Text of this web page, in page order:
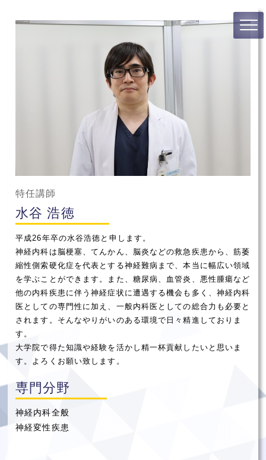
特任講師
水谷 浩徳
平成26年卒の水谷浩徳と申します。
神経内科は脳梗塞、てんかん、脳炎などの救急疾患から、筋萎
縮性側索硬化症を代表とする神経難病まで、本当に幅広い領域
を学ぶことができます。また、糖尿病、血管炎、悪性腫瘍など
他の内科疾患に伴う神経症状に遭遇する機会も多く、神経内科
医としての専門性に加え、一般内科医としての総合力も必要と
されます。そんなやりがいのある環境で日々精進しておりま
す。
大学院で得た知識や経験を活かし精一杯貢献したいと思いま
す。よろくお願い致します。
専門分野
神経内科全般
神経変性疾患